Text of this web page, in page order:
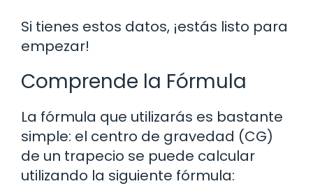
Si tienes estos datos, ¡estás listo para
empezar!
Comprende la Fórmula
La fórmula que utilizarás es bastante
simple: el centro de gravedad (CG)
de un trapecio se puede calcular
utilizando la siguiente fórmula: